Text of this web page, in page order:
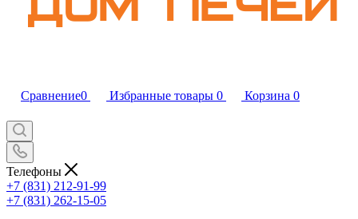
Сравнение0 Избранные товары 0 Корзина 0
Телефоны
+7 (831) 212-91-99
+7 (831) 262-15-05